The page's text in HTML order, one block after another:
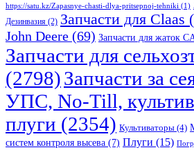
https://satu.kz/Zapasnye-chasti-dlya-pritsepnoj-tehniki (1)
Дезинвазия (2) Запчасти для Claas
John Deere (69) Запчасти для жаток
Запчасти для
(2798)Запчасти за
УПС, No-Till,
плуги (2354) Культиваторы (4)
систем контроля высева (7) Плуги (15)